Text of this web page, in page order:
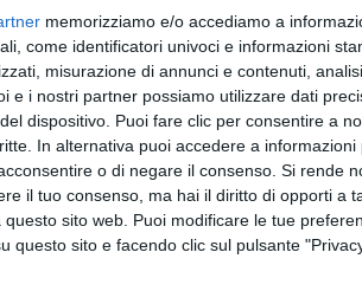
memorizziamo e/o accediamo a
come identificatori univoci e informazioni
misurazione di annunci e contenuti,
e i nostri partner possiamo utilizzare dati
dispositivo. Puoi fare clic per consentire a
In alternativa puoi accedere a
o di negare il consenso. Si rende
il tuo consenso, ma hai il diritto di opporti a
sito web. Puoi modificare le tue
questo sito e facendo clic sul pulsante
un progetto di Domenico
Balducci
Teatranti
Papa
SOCIAL VIDEO3 MINUTI
Cantiere Ponte Lama -
SOCIAL
Festa